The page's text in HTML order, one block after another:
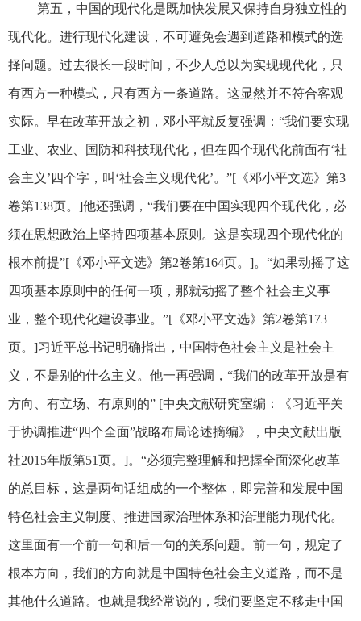
第五，中国的现代化是既加快发展又保持自身独立性的
现代化。进行现代化建设，不可避免会遇到道路和模式的选
择问题。过去很长一段时间，不少人总以为实现现代化，只
有西方一种模式，只有西方一条道路。这显然并不符合客观
实际。早在改革开放之初，邓小平就反复强调：“我们要实现
工业、农业、国防和科技现代化，但在四个现代化前面有‘社
会主义’四个字，叫‘社会主义现代化’。”[《邓小平文选》第3
卷第138页。]他还强调，“我们要在中国实现四个现代化，必
须在思想政治上坚持四项基本原则。这是实现四个现代化的
根本前提”[《邓小平文选》第2卷第164页。]。“如果动摇了这
四项基本原则中的任何一项，那就动摇了整个社会主义事
业，整个现代化建设事业。”[《邓小平文选》第2卷第173
页。]习近平总书记明确指出，中国特色社会主义是社会主
义，不是别的什么主义。他一再强调，“我们的改革开放是有
方向、有立场、有原则的” [中央文献研究室编：《习近平关
于协调推进“四个全面”战略布局论述摘编》，中央文献出版
社2015年版第51页。]。“必须完整理解和把握全面深化改革
的总目标，这是两句话组成的一个整体，即完善和发展中国
特色社会主义制度、推进国家治理体系和治理能力现代化。
这里面有一个前一句和后一句的关系问题。前一句，规定了
根本方向，我们的方向就是中国特色社会主义道路，而不是
其他什么道路。也就是我经常说的，我们要坚定不移走中国